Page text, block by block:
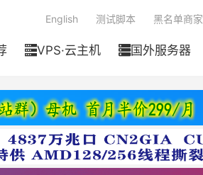
VPS·云主机 国外服务器
English 测试脚本 黑名单商家